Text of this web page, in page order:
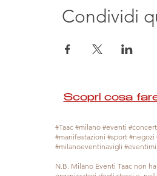
Condividi
Scopri cosa
#Taac #milano #eventi
#manifestazioni #sport
#milanoeventinavigli
N.B. Milano Eventi Taac non